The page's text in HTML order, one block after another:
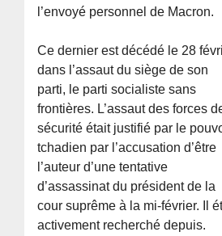
l’envoyé personnel de Macron.
Ce dernier est décédé le 28
dans l’assaut du siège de son
parti, le parti socialiste sans
frontières. L’assaut des forces
sécurité était justifié par le
tchadien par l’accusation d’être
l’auteur d’une tentative
d’assassinat du président de la
cour suprême à la mi-février. Il
activement recherché depuis.